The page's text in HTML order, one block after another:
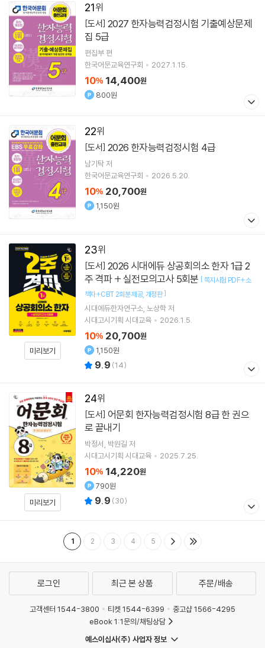
21
[도서]
집 5급
편집부 편
한국어문교육연구회
2027.1.15.
10% 14,400원
800원
22
[도서] 2026 한자능력검정시험 4급
남기탁저
한국어문교육연구회
2026.5.20.
10% 20,700원
1,150원
23
미리보기
[도서]
주 격파 + 실전모의고사 5회분 [쪽지시험 PDF+소
책자+CBT 2회분 제공 개정판]
시대에듀한자연구소 노상학저
시대고시기획 시대교육
2026.1.5.
10% 20,700원
1,150원
9.9 (14)
24
미리보기
[도서]
로 끝내기
박정서 박원길 저
시대고시기획 시대교육
2025.7.25.
10% 14,220원
790원
9.9 (30)
1 2 3 4 5
로그인 최근 본 상품 주문/배송
고객센터 1544-3800 티켓 1544-6399
중고샵 1566-4295
eBook 1:1문의/채팅상담
예스이십사(주) 사업자 정보